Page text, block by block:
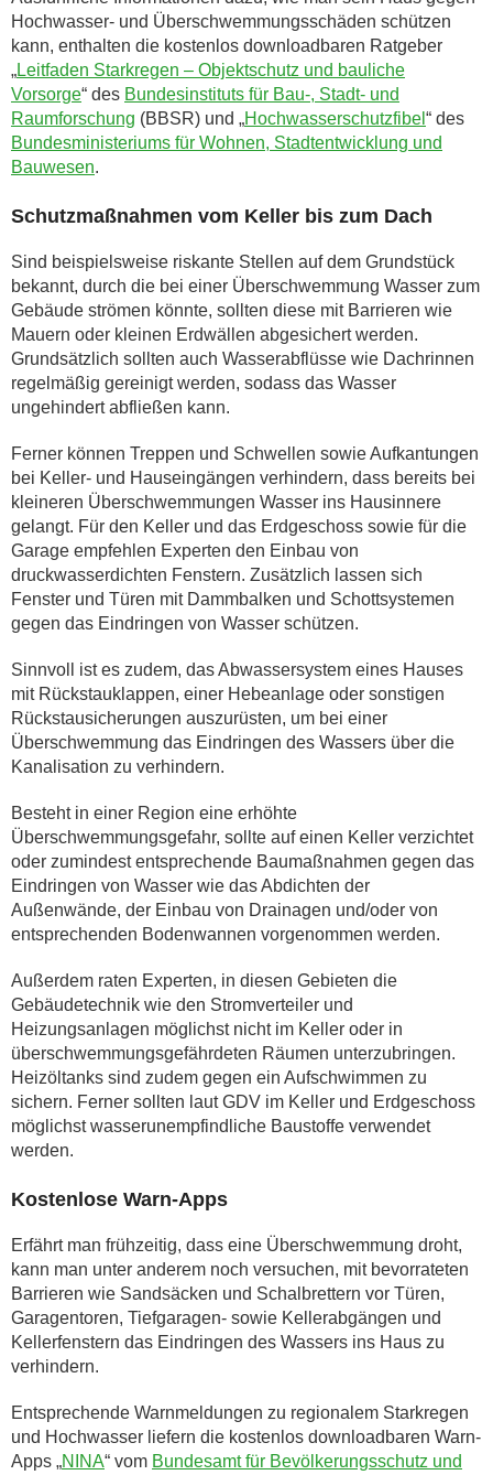
Hochwasser- und Überschwemmungsschäden schützen
kann, enthalten die kostenlos downloadbaren Ratgeber
„Leitfaden Starkregen – Objektschutz und bauliche
Vorsorge“ des Bundesinstituts für Bau-, Stadt- und
Raumforschung (BBSR) und „Hochwasserschutzfibel “ des
Bundesministeriums für Wohnen, Stadtentwicklung und
Bauwesen.
Schutzmaßnahmen vom Keller bis zum Dach
Sind beispielsweise riskante Stellen auf dem Grundstück
bekannt, durch die bei einer Überschwemmung Wasser zum
Gebäude strömen könnte, sollten diese mit Barrieren wie
Mauern oder kleinen Erdwällen abgesichert werden.
Grundsätzlich sollten auch Wasserabflüsse wie Dachrinnen
regelmäßig gereinigt werden, sodass das Wasser
ungehindert abfließen kann.
Ferner können Treppen und Schwellen sowie Aufkantungen
bei Keller- und Hauseingängen verhindern, dass bereits bei
kleineren Überschwemmungen Wasser ins Hausinnere
gelangt. Für den Keller und das Erdgeschoss sowie für die
Garage empfehlen Experten den Einbau von
druckwasserdichten Fenstern. Zusätzlich lassen sich
Fenster und Türen mit Dammbalken und Schottsystemen
gegen das Eindringen von Wasser schützen.
Sinnvoll ist es zudem, das Abwassersystem eines Hauses
mit Rückstauklappen, einer Hebeanlage oder sonstigen
Rückstausicherungen auszurüsten, um bei einer
Überschwemmung das Eindringen des Wassers über die
Kanalisation zu verhindern.
Besteht in einer Region eine erhöhte
Überschwemmungsgefahr, sollte auf einen Keller verzichtet
oder zumindest entsprechende Baumaßnahmen gegen das
Eindringen von Wasser wie das Abdichten der
Außenwände, der Einbau von Drainagen und/oder von
entsprechenden Bodenwannen vorgenommen werden.
Außerdem raten Experten, in diesen Gebieten die
Gebäudetechnik wie den Stromverteiler und
Heizungsanlagen möglichst nicht im Keller oder in
überschwemmungsgefährdeten Räumen unterzubringen.
Heizöltanks sind zudem gegen ein Aufschwimmen zu
sichern. Ferner sollten laut GDV im Keller und Erdgeschoss
möglichst wasserunempfindliche Baustoffe verwendet
werden.
Kostenlose Warn-Apps
Erfährt man frühzeitig, dass eine Überschwemmung droht,
kann man unter anderem noch versuchen, mit bevorrateten
Barrieren wie Sandsäcken und Schalbrettern vor Türen,
Garagentoren, Tiefgaragen- sowie Kellerabgängen und
Kellerfenstern das Eindringen des Wassers ins Haus zu
verhindern.
Entsprechende Warnmeldungen zu regionalem Starkregen
und Hochwasser liefern die kostenlos downloadbaren Warn-
Apps „NINA“ vom Bundesamt für Bevölkerungsschutz und